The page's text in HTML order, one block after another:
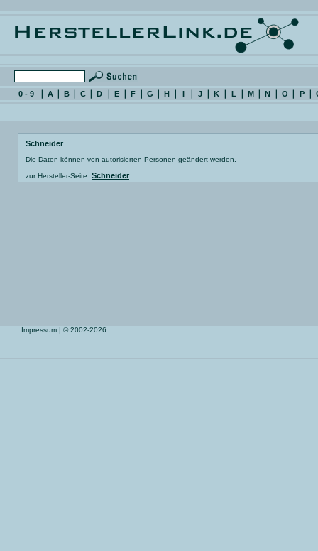
0 - 9 A B C D E F G H I J K L M N O P
Schneider
Die Daten können von autorisierten Personen geändert werden.
zur Hersteller-Seite: Schneider
Impressum | © 2002-2026